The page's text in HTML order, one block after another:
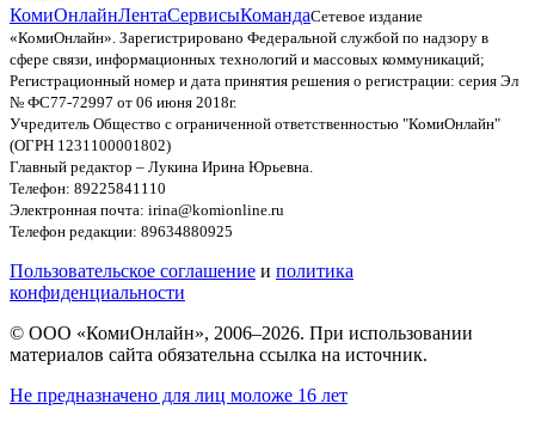
КомиОнлайнЛентаСервисыКомандаСетевое издание
«КомиОнлайн». Зарегистрировано Федеральной службой по надзору в
сфере связи, информационных технологий и массовых коммуникаций;
Регистрационный номер и дата принятия решения о регистрации: серия Эл
№ ФС77-72997 от 06 июня 2018г.
Учредитель Общество с ограниченной ответственностью "КомиОнлайн"
(ОГРН 1231100001802)
Главный редактор – Лукина Ирина Юрьевна.
Телефон: 89225841110
Электронная почта: irina@komionline.ru
Телефон редакции: 89634880925
Пользовательское соглашение и политика
конфиденциальности
© ООО «КомиОнлайн», 2006–2026. При использовании
материалов сайта обязательна ссылка на источник.
Не предназначено для лиц моложе 16 лет